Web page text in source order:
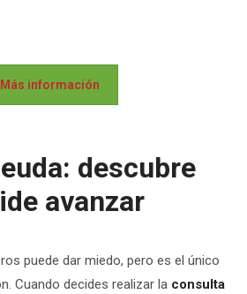
Más información
descubre
avanzar
puede dar miedo, pero es el único
Cuando decides realizar la consulta